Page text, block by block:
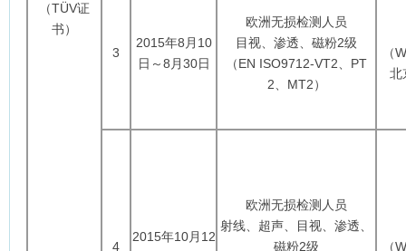
（TÜV证
书）
3
2015年8月10
日～8月30日
欧洲无损检测人员
目视、渗透、磁粉2级
（EN ISO9712-VT2、PT
2、MT2）
（
北
4
2015年10月12
欧洲无损检测人员
射线、超声、目视、渗透、
磁粉2级
（